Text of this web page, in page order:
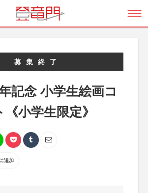
募集終了
記念 小学生絵画コ
小学生限定》
追加